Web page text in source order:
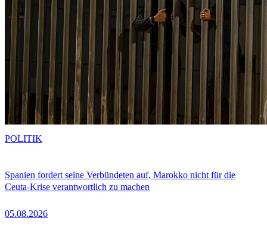
Spanien fordert seine Verbündeten auf, Marokko nicht für die
Ceuta-Krise verantwortlich zu machen
05.08.2026
POLITIK